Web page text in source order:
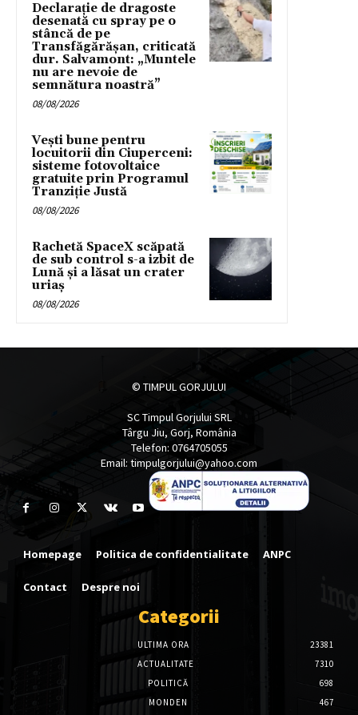
Declarație de dragoste
desenată cu spray pe o
stâncă de pe
Transfăgărășan, criticată
dur. Salvamont: „Muntele
nu are nevoie de
semnătura noastră”
08/08/2026
Vești bune pentru
locuitorii din Ciuperceni:
sisteme fotovoltaice
gratuite prin Programul
Tranziție Justă
08/08/2026
Rachetă SpaceX scăpată
de sub control s-a izbit de
Lună și a lăsat un crater
uriaș
08/08/2026
© TIMPUL GORJULUI
SC Timpul Gorjului SRL
Târgu Jiu, Gorj, România
Telefon: 0764705055
Email: timpulgorjului@yahoo.com
Homepage Politica de confidentialitate ANPC
Contact Despre noi
Categorii
ULTIMA ORA
23381
ACTUALITATE
7310
POLITICĂ
698
MONDEN
467